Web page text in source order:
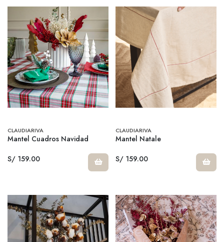
CLAUDIARIVA
Mantel Cuadros Navidad
S/ 159.00
CLAUDIARIVA
Mantel Natale
S/ 159.00